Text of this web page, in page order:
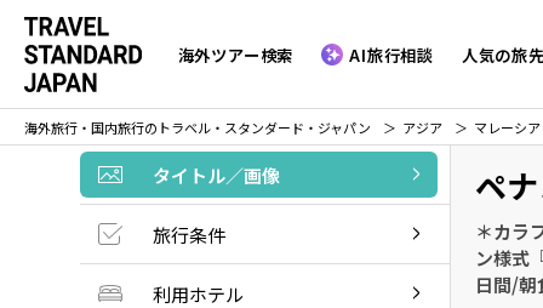
海外ツアー検索 AI旅行相談 人気の旅
海外旅行・国内旅行のトラベル・スタンダード・ジャパン アジア マレーシア
タイトル／画像
旅行条件
利用ホテル
ペ
＊カラ
ン様式
日間/